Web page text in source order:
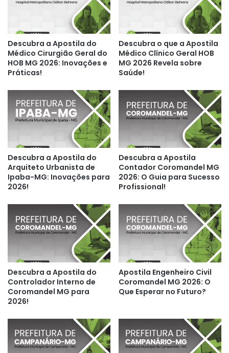
Descubra a Apostila do
Médico Cirurgião Geral do
HOB MG 2026: Inovações e
Práticas!
Descubra o que a Apostila
Médico Clínico Geral HOB
MG 2026 Revela sobre
Saúde!
Descubra a Apostila do
Arquiteto Urbanista de
Ipaba-MG: Inovações para
2026!
Descubra a Apostila
Contador Coromandel MG
2026: O Guia para Sucesso
Profissional!
Descubra a Apostila do
Controlador Interno de
Coromandel MG para
2026!
Apostila Engenheiro Civil
Coromandel MG 2026: O
Que Esperar no Futuro?